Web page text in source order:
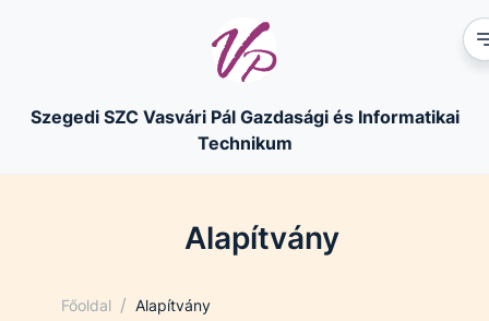
Szegedi SZC Vasvári Pál Gazdasági és Informatikai
Technikum
Alapítvány
Főoldal / Alapítvány